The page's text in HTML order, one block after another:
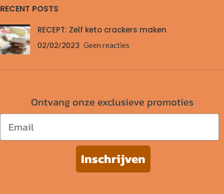
RECENT POSTS
RECEPT: Zelf keto crackers maken
02/02/2023 Geen reacties
Ontvang onze exclusieve promoties
Email
Inschrijven